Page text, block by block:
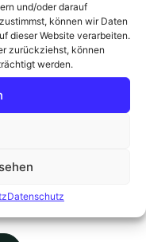
und/oder darauf
können wir Daten
dieser Website verarbeiten.
zurückziehst, können
werden.
Datenschutz
war in Lübberstedt
01 1104 hielt